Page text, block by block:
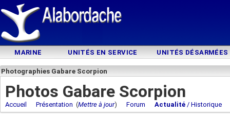
MARINE UNITÉS EN SERVICE UNITÉS DÉSARMÉES
Photographies Gabare Scorpion
Photos Gabare Scorpion
Accueil Présentation (Mettre à jour) Forum Actualité / Historique